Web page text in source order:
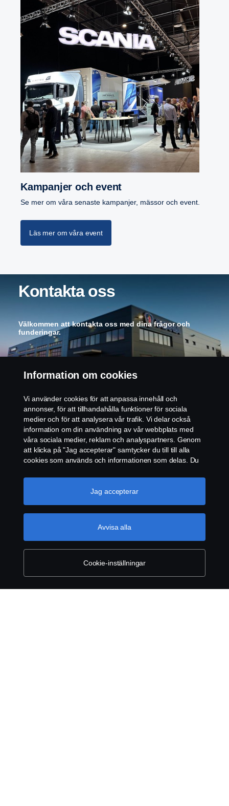
Kampanjer och event
Se mer om våra senaste kampanjer, mässor och event.
Läs mer om våra event
Kontakta oss
Välkommen att kontakta oss med dina frågor och
funderingar.
Hitta din närmsta återförsäljare
PRODUKTER
TJÄNSTER
OM SCANIA SVERIGE
REGLER
Information om cookies
Vi använder cookies för att anpassa innehåll och
annonser, för att tillhandahålla funktioner för sociala
medier och för att analysera vår trafik. Vi delar också
information om din användning av vår webbplats med
våra sociala medier, reklam och analyspartners. Genom
att klicka på "Jag accepterar" samtycker du till till alla
cookies som används och informationen som delas. Du
"Cookie-inställningar" och välja de kategorier du vill
acceptera. För en mer detaljerad förklaring av hur vi
Cookie-inställningar
Avvisa alla
Jag accepterar